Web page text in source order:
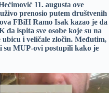
11. augusta ove
prenosio putem društvenih
FBiH Ramo Isak kazao je da
ispita sve osobe koje su na
i veličale zločin. Međutim,
su MUP-ovi postupili kako je